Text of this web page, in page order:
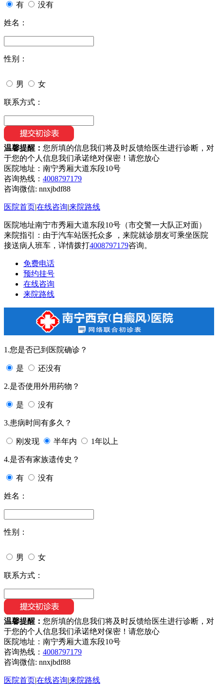
有 没有
姓名：
性别：
男 女
联系方式：
温馨提醒： 您所填的信息我们将及时反馈给医生进行诊断，对
于您的个人信息我们承诺绝对保密！请您放心
医院地址：南宁秀厢大道东段10号
咨询热线： 4008797179
咨询微信: nnxjbdf88
医院首页|在线咨询|来院路线
医院地址南宁市秀厢大道东段10号（市交警一大队正对面）
来院指引：由于汽车站医托众多 ，来院就诊朋友可乘坐医院
接送病人班车，详情拨打4008797179咨询。
免费电话
预约挂号
在线咨询
来院路线
1.您是否已到医院确诊？
是 还没有
2.是否使用外用药物？
是 没有
3.患病时间有多久？
刚发现 半年内 1年以上
4.是否有家族遗传史？
有 没有
姓名：
性别：
男 女
联系方式：
温馨提醒： 您所填的信息我们将及时反馈给医生进行诊断，对
于您的个人信息我们承诺绝对保密！请您放心
医院地址：南宁秀厢大道东段10号
咨询热线： 4008797179
咨询微信: nnxjbdf88
医院首页|在线咨询|来院路线